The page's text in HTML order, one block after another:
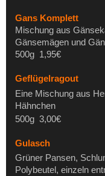
Gans Komplett
Mischung aus
Gänsemägen und
500g 1,95€
Geflügelragout
Eine Mischung aus
Hähnchen
500g 3,00€
Gulasch
Grüner Pansen,
Polybeutel, einzeln